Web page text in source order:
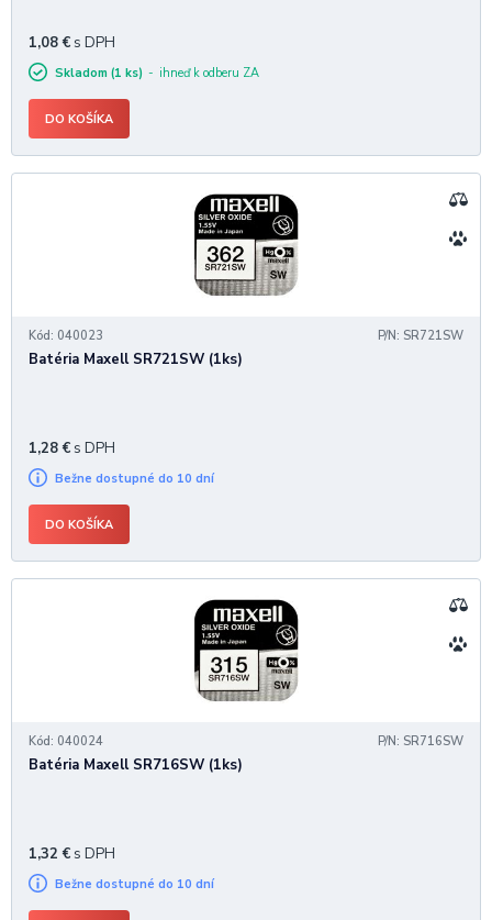
1,08 € s DPH
Skladom (1 ks) ihneď k odberu ZA
DO KOŠÍKA
Kód: 040023 P/N: SR721SW
Batéria Maxell SR721SW (1ks)
1,28 € s DPH
Bežne dostupné do 10 dní
DO KOŠÍKA
Kód: 040024 P/N: SR716SW
Batéria Maxell SR716SW (1ks)
1,32 € s DPH
Bežne dostupné do 10 dní